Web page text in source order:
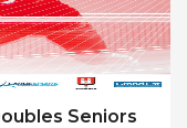
Seniors